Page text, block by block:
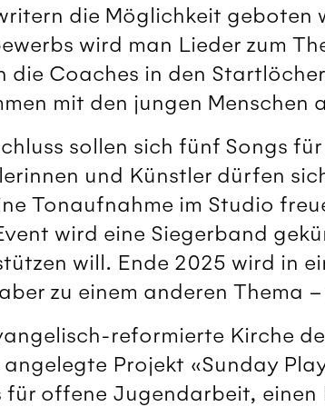
die Möglichkeit geboten
wird man Lieder zum
die Coaches in den
mit den jungen Menschen
sollen sich fünf Songs
und Künstler dürfen
Tonaufnahme im Studio
wird eine Siegerband
will. Ende 2025 wird in
zu einem anderen Thema
reformierte Kirche
Projekt «Sunday
für offene Jugendarbeit,